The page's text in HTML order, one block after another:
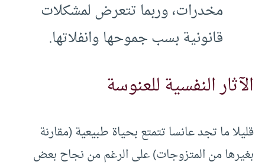
مخدرات، وربما تتعرض لمشكلات
قانونية بسب جموحها وانفلاتها.
الآثار النفسية للعنوسة
قليلا ما تجد عانسا تتمتع بحياة طبيعية (مقارنة
بغيرها من المتزوجات) على الرغم من نجاح بعض